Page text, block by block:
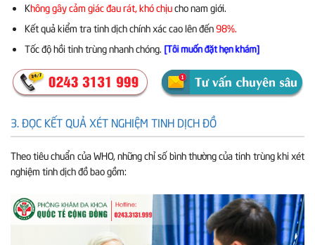
Không gây cảm giác đau rát, khó chịucho nam giới.
Kết quảkiểm tra tinh dịch chính xác caolên đến98%.
Tốc độ hồi tinh trùng nhanh chóng. [Tôi muốn đặt hẹn khám]
3. ĐỌC KẾT QUẢ XÉT NGHIỆM TINH DỊCH ĐỒ
Theo tiêu chuẩn của WHO, những chỉ số bình thường của tinh trùng khi xét
nghiệm tinh dịch đồ bao gồm: